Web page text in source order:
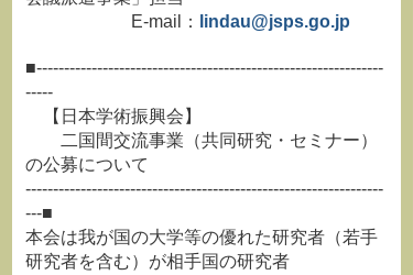
E-mail：
lindau@jsps.go.jp
■---------------------------------------------------------------
-----
【日本学術振興会】
二国間交流事業（共同研究・セミナー）
の公募について
-----------------------------------------------------------------
---■
本会は我が国の大学等の優れた研究者（若手
研究者を含む）が相手国の研究者